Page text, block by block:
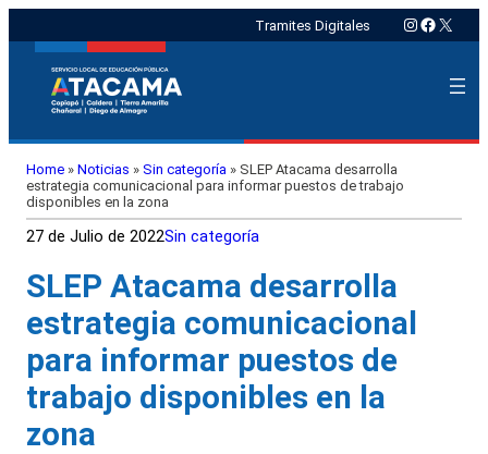
Tramites Digitales Instagram
X
Home » Noticias » Sin categoría » SLEP Atacama desarrolla
estrategia comunicacional para informar puestos de trabajo
disponibles en la zona
27 de Julio de 2022Sin categoría
SLEP Atacama desarrolla
estrategia comunicacional
para informar puestos de
trabajo disponibles en la
zona